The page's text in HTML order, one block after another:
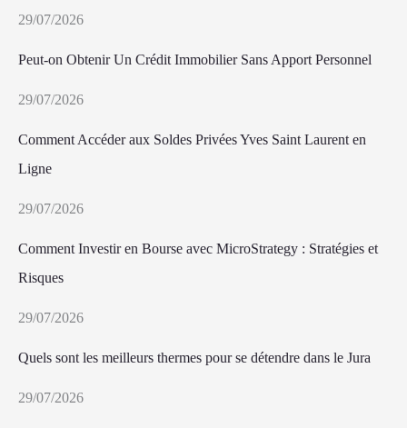
29/07/2026
Peut-on Obtenir Un Crédit Immobilier Sans Apport Personnel
29/07/2026
Comment Accéder aux Soldes Privées Yves Saint Laurent en
Ligne
29/07/2026
Comment Investir en Bourse avec MicroStrategy : Stratégies et
Risques
29/07/2026
Quels sont les meilleurs thermes pour se détendre dans le Jura
29/07/2026